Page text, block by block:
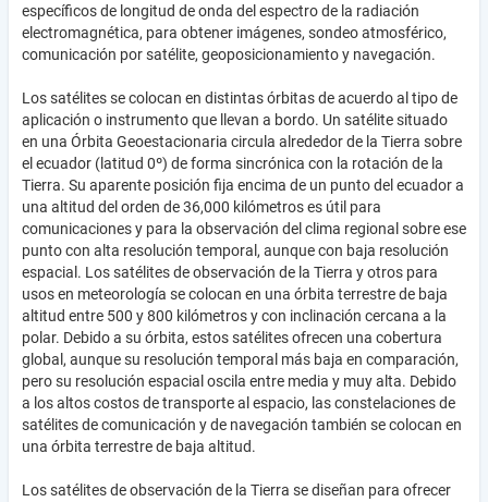
específicos de longitud de onda del espectro de la radiación
electromagnética, para obtener imágenes, sondeo atmosférico,
comunicación por satélite, geoposicionamiento y navegación.
Los satélites se colocan en distintas órbitas de acuerdo al tipo de
aplicación o instrumento que llevan a bordo. Un satélite situado
en una Órbita Geoestacionaria circula alrededor de la Tierra sobre
el ecuador (latitud 0º) de forma sincrónica con la rotación de la
Tierra. Su aparente posición fija encima de un punto del ecuador a
una altitud del orden de 36,000 kilómetros es útil para
comunicaciones y para la observación del clima regional sobre ese
punto con alta resolución temporal, aunque con baja resolución
espacial. Los satélites de observación de la Tierra y otros para
usos en meteorología se colocan en una órbita terrestre de baja
altitud entre 500 y 800 kilómetros y con inclinación cercana a la
polar. Debido a su órbita, estos satélites ofrecen una cobertura
global, aunque su resolución temporal más baja en comparación,
pero su resolución espacial oscila entre media y muy alta. Debido
a los altos costos de transporte al espacio, las constelaciones de
satélites de comunicación y de navegación también se colocan en
una órbita terrestre de baja altitud.
Los satélites de observación de la Tierra se diseñan para ofrecer